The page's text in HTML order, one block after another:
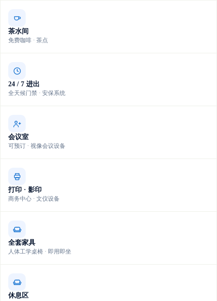
茶水间
免费咖啡 · 茶点
24 / 7 进出
全天候门禁 · 安保系统
会议室
可预订 · 视像会议设备
打印 · 影印
商务中心 · 文仪设备
全套家具
人体工学桌椅 · 即用即坐
休息区